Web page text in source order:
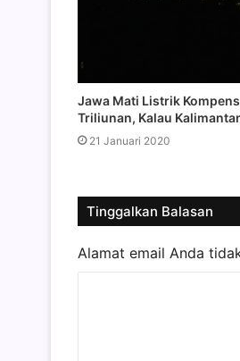
Jawa Mati Listrik
Triliunan, Kalau
21 Januari 2020
Tinggalkan Balasan
Alamat email Anda